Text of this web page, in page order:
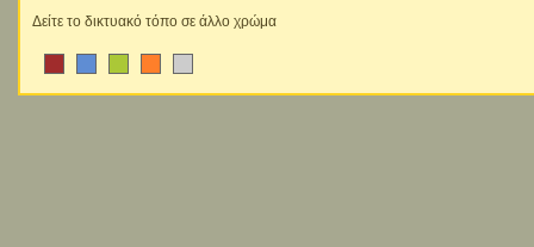
Δείτε το δικτυακό τόπο σε άλλο χρώμα